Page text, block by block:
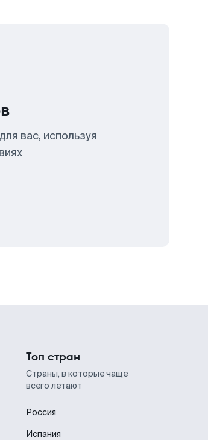
вас, используя
Топ стран
Страны, в которые чаще
всего летают
Россия
Испания